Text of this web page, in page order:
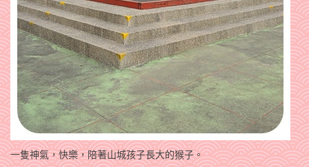
一隻神氣，快樂，陪著山城孩子長大的猴子。